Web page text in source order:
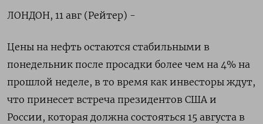
ЛОНДОН, 11 авг (Рейтер) -
Цены на нефть остаются стабильными в
понедельник после просадки более чем на 4% на
прошлой неделе, в то время как инвесторы ждут,
что принесет встреча президентов США и
России, которая должна состояться 15 августа в